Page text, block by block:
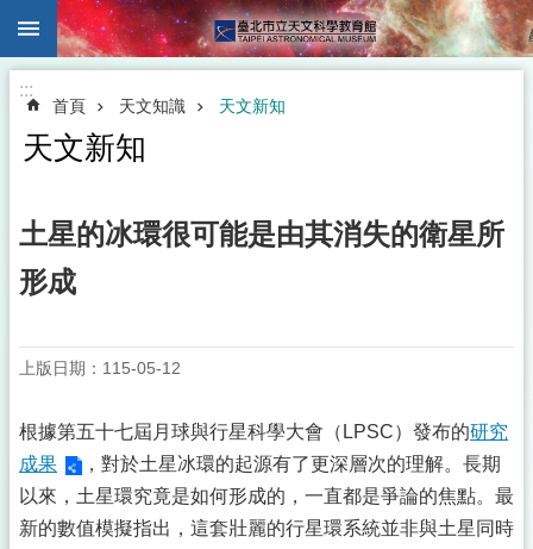
跳到主要內容區塊
:::
首頁 天文知識 天文新知
天文新知
土星的冰環很可能是由其消失的衛星所
形成
上版日期：115-05-12
根據第五十七屆月球與行星科學大會（LPSC）發布的研究
成果
，對於土星冰環的起源有了更深層次的理解。長期
以來，土星環究竟是如何形成的，一直都是爭論的焦點。最
新的數值模擬指出，這套壯麗的行星環系統並非與土星同時